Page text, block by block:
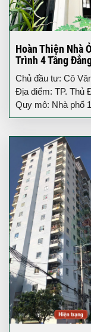
Hoàn Thiện Nhà
Trình 4 Tầng
Chủ đầu tư: Cô
Địa điểm: TP. Thủ
Quy mô: Nhà phố